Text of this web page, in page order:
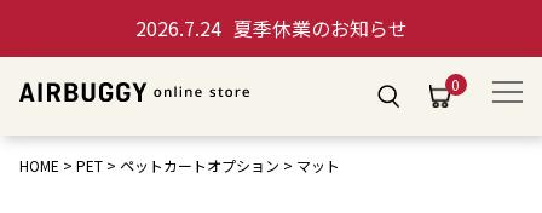
2026.7.24 夏季休業のお知らせ
0
HOME PET ペットカートオプション マット